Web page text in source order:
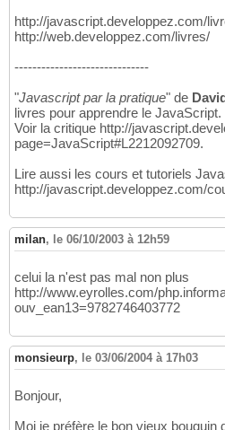
http://javascript.developpez.com/
http://web.developpez.com/livres/
------------------------------
"Javascript par la pratique" de
livres pour apprendre le JavaScript.
Voir la critique http://
page=JavaScript#L2212092709.
Lire aussi les cours et tutoriels
http://javascript.developpez.com/
milan, le 06/10/2003 à 12h59
celui la n'est pas mal non plus
http://www.eyrolles.com/
ouv_ean13=9782746403772
monsieurp, le 03/06/2004 à 17h03
Bonjour,
Moi je préfère le bon vieux bouquin